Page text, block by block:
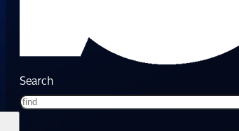
Search